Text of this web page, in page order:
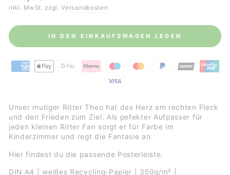
inkl. MwSt. zzgl.Versandkosten
IN DEN EINKAUFSWAGEN LEGEN
Unser mutiger Ritter Theo hat das Herz am rechten Fleck
und den Frieden zum Ziel. Als pefekter Aufpasser für
jeden kleinen Ritter Fan sorgt er für Farbe im
Kinderzimmer und regt die Fantasie an.
Hier findest du die passende Posterleiste.
DIN A4 | weißes Recycling-Papier | 350g/m² |